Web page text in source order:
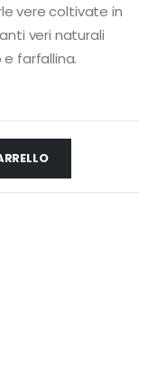
vere coltivate in
veri naturali
farfallina.